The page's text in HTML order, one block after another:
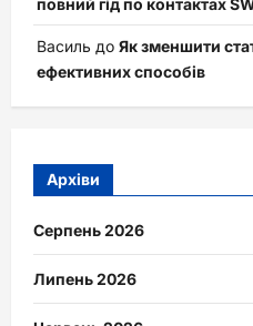
повний гід по контактах
Василь до Як зменшити
ефективних способів
Архіви
Серпень 2026
Липень 2026